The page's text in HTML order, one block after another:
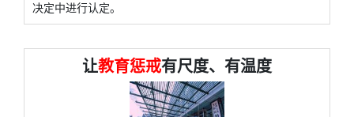
决定中进行认定。
让教育惩戒有尺度、有温度